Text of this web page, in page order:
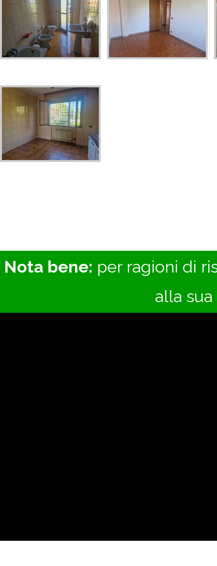
Nota bene: per ragioni di
alla